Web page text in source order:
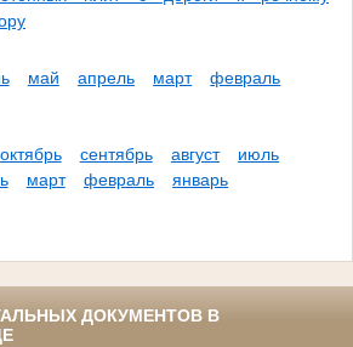
май апрель март
февраль
октябрь сентябрь август
июль
март февраль
январь
ДОКУМЕНТОВ В